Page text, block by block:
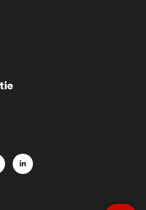
pagina van Entrpnr
youtube pagina van Entrpnr
naar de instagram pagina van Entrpnr
Ga naar de linkedin pagina van
van Entrpnr